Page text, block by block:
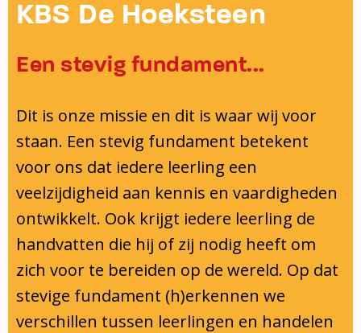
Onderwijsinspectie
KBS De Hoeksteen
Een stevig fundament...
Dit is onze missie en dit is waar wij voor
staan. Een stevig fundament betekent
voor ons dat iedere leerling een
veelzijdigheid aan kennis en vaardigheden
ontwikkelt. Ook krijgt iedere leerling de
handvatten die hij of zij nodig heeft om
zich voor te bereiden op de wereld. Op dat
stevige fundament (h)erkennen we
verschillen tussen leerlingen en handelen